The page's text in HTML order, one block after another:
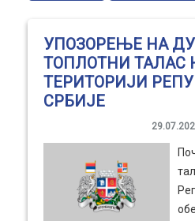
УПОЗОРЕЊЕ НА
ТОПЛОТНИ ТАЛАС
ТЕРИТОРИЈИ
СРБИЈЕ